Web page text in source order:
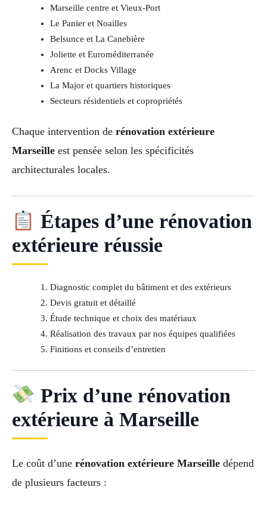
Marseille centre et Vieux-Port
Le Panier et Noailles
Belsunce et La Canebière
Joliette et Euroméditerranée
Arenc et Docks Village
La Major et quartiers historiques
Secteurs résidentiels et copropriétés
Chaque intervention de rénovation extérieure
Marseille est pensée selon les spécificités
architecturales locales.
Étapes d’une rénovation
extérieure réussie
Diagnostic complet du bâtiment et des extérieurs
Devis gratuit et détaillé
Étude technique et choix des matériaux
Réalisation des travaux par nos équipes qualifiées
Finitions et conseils d’entretien
Prix d’une rénovation
extérieure à Marseille
Le coût d’une rénovation extérieure Marseille dépend
de plusieurs facteurs :